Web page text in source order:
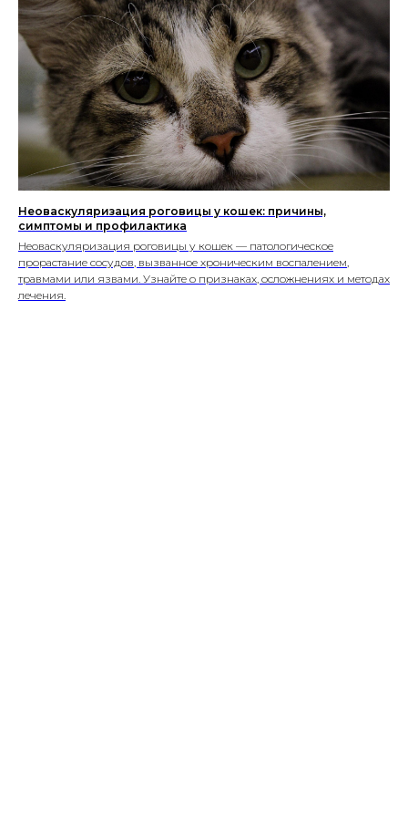
Неоваскуляризация роговицы у кошек: причины,
симптомы и профилактика
Неоваскуляризация роговицы у кошек — патологическое
прорастание сосудов, вызванное хроническим воспалением,
травмами или язвами. Узнайте о признаках, осложнениях и методах
лечения.
ветеринарного врача
Персональная страница питомника
О нас
Стать соавтором или экспертом
Спонсорство или реклама
Продвижение клиники
#КогтотекаИстория
История на лапках
Юридическая информация
rus2project@gmail.com
+7 (920) 028-22-48
Создание, поддержка
и продвижение сайтов